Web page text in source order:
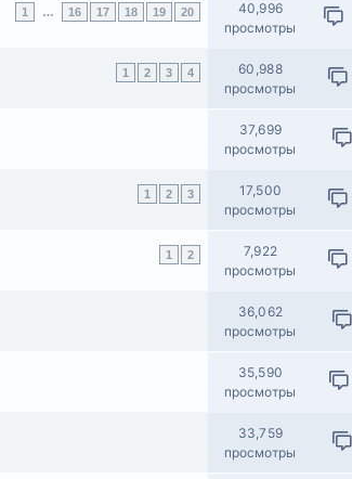
1 … 16 17 18 19 20
40,996
просмотры
1 2 3 4
60,988
просмотры
37,699
просмотры
1 2 3
17,500
просмотры
1 2
7,922
просмотры
36,062
просмотры
35,590
просмотры
33,759
просмотры